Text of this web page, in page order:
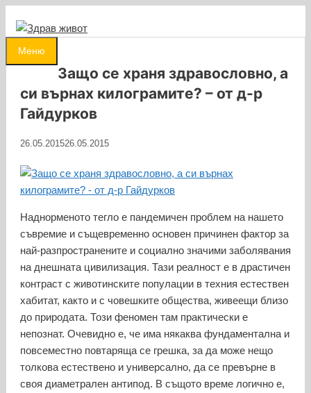
съдържанието
Меню
Защо се храня здравословно, а
си върнах килограмите? – от д-р
Гайдурков
26.05.201526.05.2015
Наднорменото тегло е пандемичен проблем на нашето
съвремие и същевременно основен причинен фактор за
най-разпространените и социално значими заболявания
на днешната цивилизация. Тази реалност е в драстичен
контраст с животинските популации в техния естествен
хабитат, както и с човешките общества, живеещи близо
до природата. Този феномен там практически е
непознат. Очевидно е, че има някаква фундаментална и
повсеместно повтаряща се грешка, за да може нещо
толкова естествено и универсално, да се превърне в
своя диаметрален антипод. В същото време логично е,